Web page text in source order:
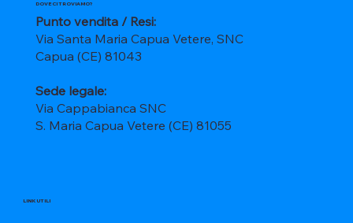
DOVE CI TROVIAMO?
Punto vendita / Resi:
Via Santa Maria Capua Vetere, SNC
Capua (CE) 81043
Sede legale:
Via Cappabianca SNC
S. Maria Capua Vetere (CE) 81055
LINK UTILI